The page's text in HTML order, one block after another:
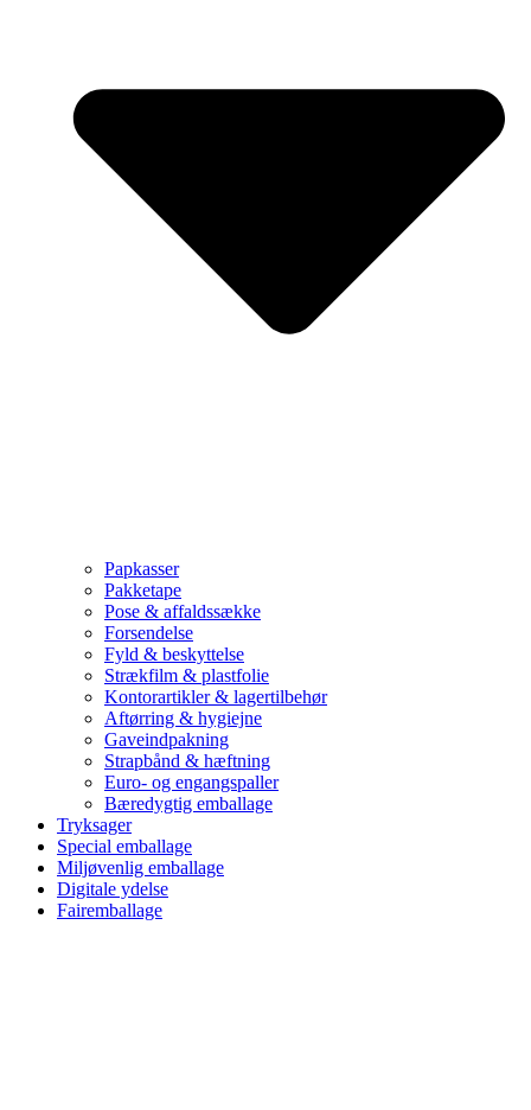
Papkasser
Pakketape
Pose & affaldssække
Forsendelse
Fyld & beskyttelse
Strækfilm & plastfolie
Kontorartikler & lagertilbehør
Aftørring & hygiejne
Gaveindpakning
Strapbånd & hæftning
Euro- og engangspaller
Bæredygtig emballage
Tryksager
Special emballage
Miljøvenlig emballage
Digitale ydelse
Fairemballage